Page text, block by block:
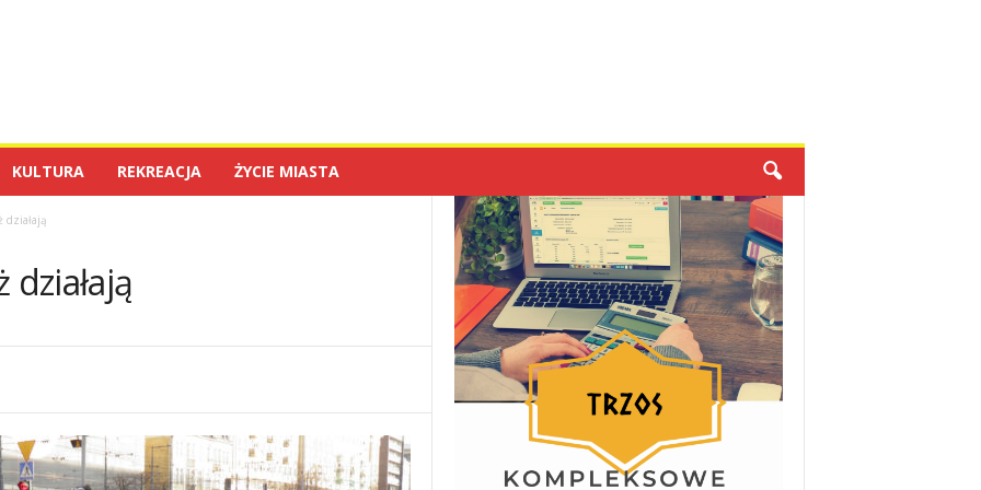
KULTURA REKREACJA ŻYCIE MIASTA
działają